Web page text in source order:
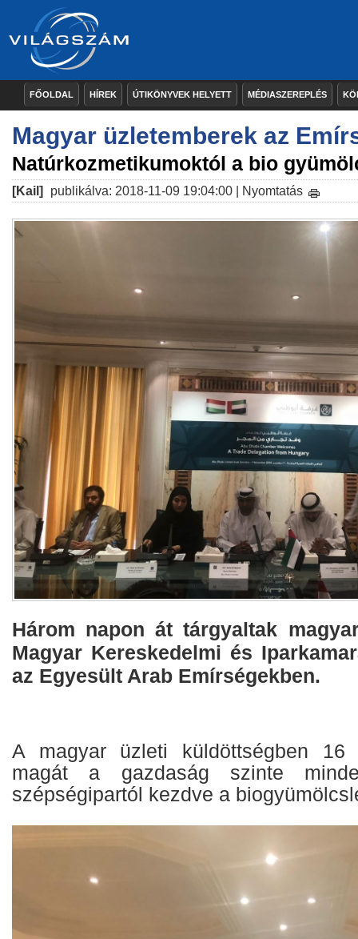
FŐOLDAL HÍREK ÚTIKÖNYVEK HELYETT MÉDIASZEREPLÉS
Magyar üzletemberek az
Natúrkozmetikumoktól a bio
[Kail] publikálva: 2018-11-09 19:04:00 | Nyomtatás
Három napon át tárgyaltak
Magyar Kereskedelmi és
az Egyesült Arab Emírségekben.
A magyar üzleti küldöttségben 16
magát a gazdaság szinte
szépségipartól kezdve a